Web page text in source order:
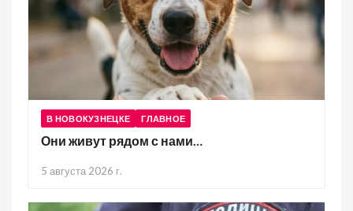
В НОВОКУЗНЕЦКЕ ГЛАВНОЕ
Они живут рядом с нами…
5 августа 2026 г.